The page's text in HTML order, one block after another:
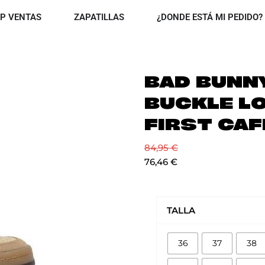
VENTAS OPEN TOP VENTAS
ZAPATILLAS OPEN ZAPATILLAS
¿DONDE ESTÁ MI PEDIDO?
BAD
BUCKLE
FIRST
84,95€
76,46 €
TALLA
36 37 38
BUNNY
FORUM
BUCKLE
LOW